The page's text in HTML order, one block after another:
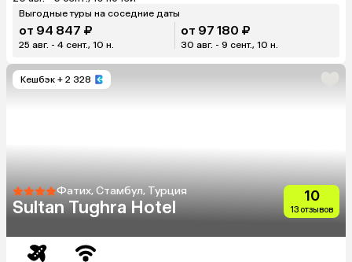
Выгодные туры на соседние даты
от 94 847 ₽
25 авг. - 4 сент., 10 н.
от 97 180 ₽
30 авг. - 9 сент., 10 н.
Кешбэк + 2 328
Фатих, Стамбул, Турция
Sultan Tughra Hotel
10
13 отзывов